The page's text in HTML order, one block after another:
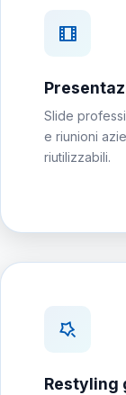
Slide
e riunioni
riutilizzabili.
Restyling